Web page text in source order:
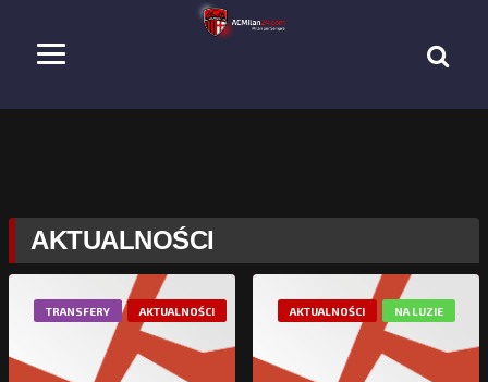
AKTUALNOŚCI
TRANSFERY AKTUALNOŚCI AKTUALNOŚCI NA LUZIE